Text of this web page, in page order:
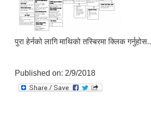
पुरा हेर्नको लागि माथिको तस्बिरमा क्लिक गर्नुहोस..
Published on: 2/9/2018